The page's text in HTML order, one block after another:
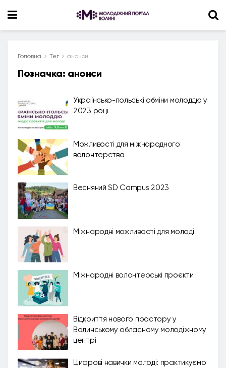
Головна Тег анонси
Позначка: анонси
Українсько-польські обміни молоддю у
2023 році
Можливості для міжнародного
волонтерства
Весняний SD Campus 2023
Міжнародні можливості для молоді
Міжнародні волонтерські проєкти
Відкриття нового простору у
Волинському обласному молодіжному
центрі
Цифрові навички молоді: практикуємо